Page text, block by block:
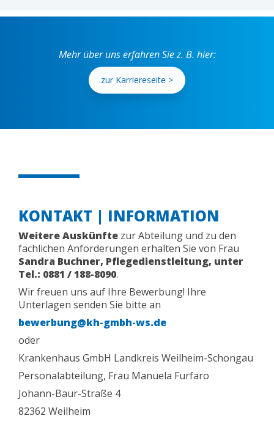
Mehr über uns erfahren Sie z. B. hier:
zur Karriereseite >
KONTAKT | INFORMATION
Weitere Auskünfte zur Abteilung und zu den
fachlichen Anforderungen erhalten Sie von Frau
Sandra Buchner, Pflegedienstleitung, unter
Tel.: 0881 / 188-8090.
Wir freuen uns auf Ihre Bewerbung! Ihre
Unterlagen senden Sie bitte an
bewerbung@kh-gmbh-ws.de
oder
Krankenhaus GmbH Landkreis Weilheim-Schongau
Personalabteilung, Frau Manuela Furfaro
Johann-Baur-Straße 4
82362 Weilheim